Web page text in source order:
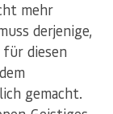
mehr
derjenige,
diesen
gemacht.